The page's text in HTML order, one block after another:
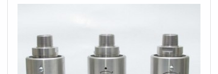
confiança e a satisfação dos clientes, que são os
maiores objetivos da marca.A MECFLU Selos
Mecânicos é uma empresa que tem sido apontada de
forma positiva no mercado pela seriedade e qualidade
conta disso, o objetivo destas peças são a perda